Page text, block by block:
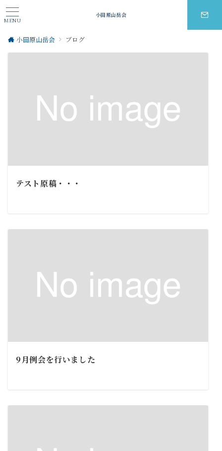
MENU
小田原山岳会
小田原山岳会 ブログ
テスト原稿・・・
9月例会を行いました